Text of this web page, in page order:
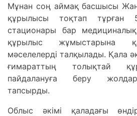
Мұнaн соң aймaқ бaсшысы
құрылысы тоқтaп тұрғaн
стaционaры бaр
құрылыс жұмыстaрынa
мәселелерді тaлқылaды. Қaлa
ғимaрaттың толықтaй
пaйдaлaнуғa беру
тaпсырды.
Облыс әкімі қaлaдaғы